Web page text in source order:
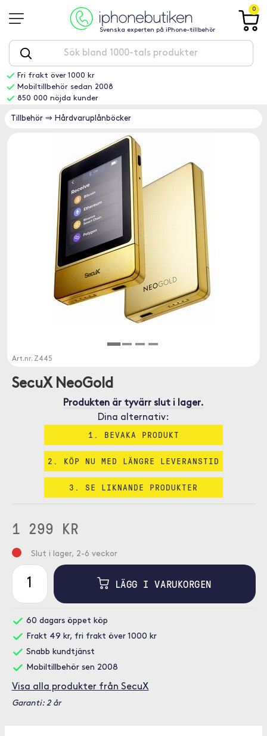
Svenska experten på iPhone-tillbehör
0
Fri frakt över 1000 kr
Mobiltillbehör sedan 2008
850 000 nöjda kunder
Tillbehör ⇒ Hårdvaruplånböcker
Art.nr. Z445
SecuX NeoGold
Produkten är tyvärr slut i lager.
Dina alternativ:
1. BEVAKA PRODUKT
2. KÖP NU MED LÄNGRE LEVERANSTID
3. SE LIKNANDE PRODUKTER
1 299 KR
Slut i lager, 2-6 veckor
LÄGG I VARUKORGEN
60 dagars öppet köp
Frakt 49 kr, fri frakt över 1000 kr
Snabb kundtjänst
Mobiltillbehör sen 2008
Visa alla produkter från SecuX
Garanti: 2 år